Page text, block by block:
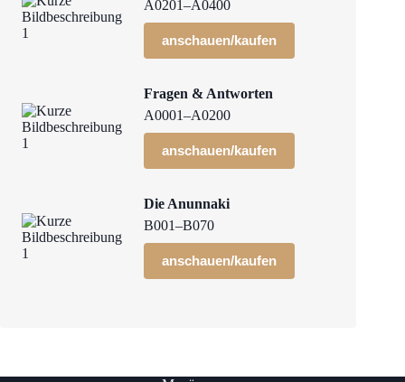
A0201–A0400
anschauen/kaufen
Fragen & Antworten
A0001–A0200
anschauen/kaufen
Die Anunnaki
B001–B070
anschauen/kaufen